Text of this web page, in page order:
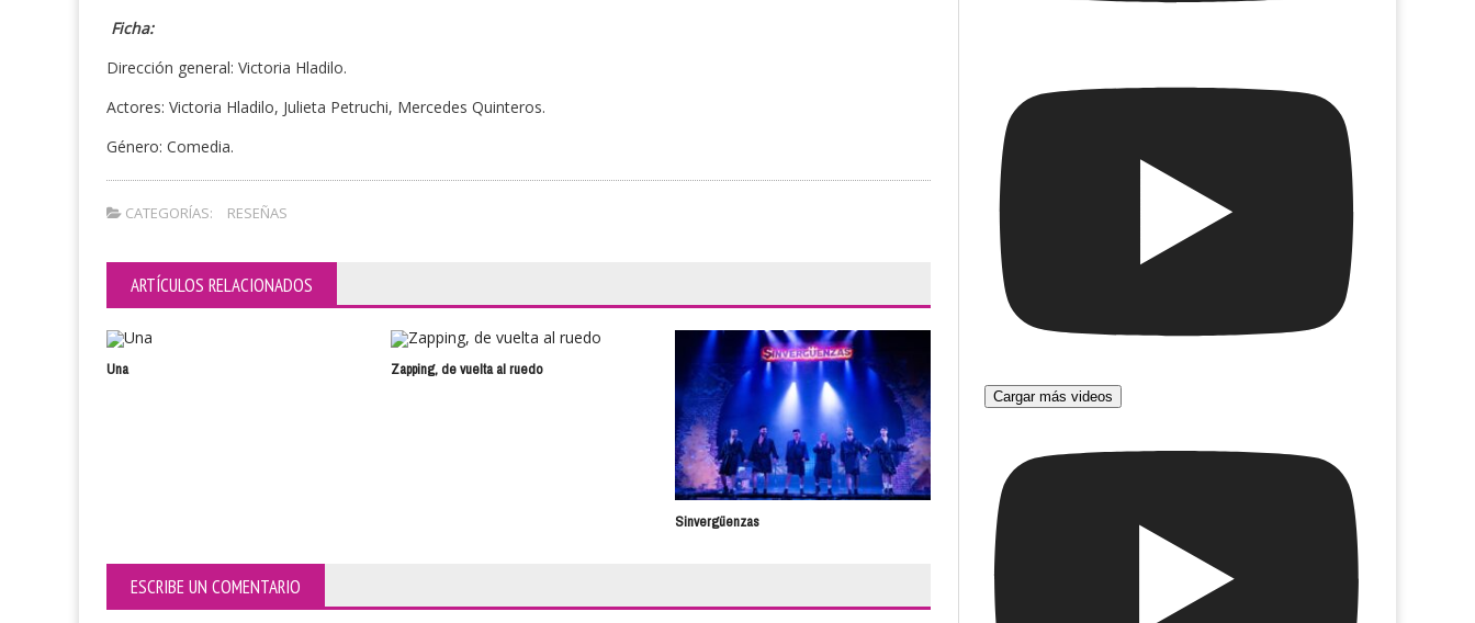
Ficha:
Dirección general: Victoria Hladilo.
Actores: Victoria Hladilo, Julieta Petruchi, Mercedes Quinteros.
Género: Comedia.
CATEGORÍAS: RESEÑAS
ARTÍCULOS RELACIONADOS
Una Zapping, de vuelta al ruedo
Sinvergüenzas
ESCRIBE UN COMENTARIO
Cargar más videos